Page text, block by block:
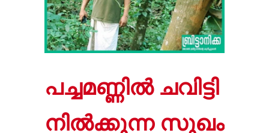
പച്ചമണ്ണിൽ ചവിട്ടി
നിൽക്കുന്ന സുഖം